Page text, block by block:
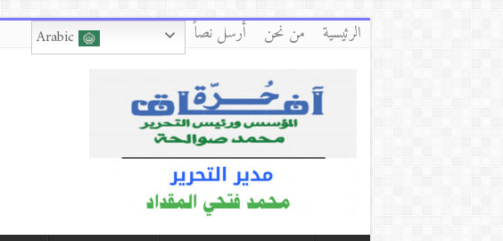
الرئيسية من نحن أرسل نصاً Arabic